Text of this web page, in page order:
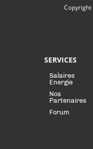
SERVICES
Salaires
Energie
Nos
Partenaires
Forum